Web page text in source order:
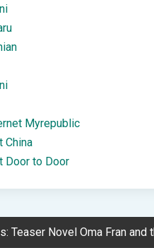
Myrepublic
China
Door to Door
Teaser Novel Oma Fran and the Widow Wadidaw!